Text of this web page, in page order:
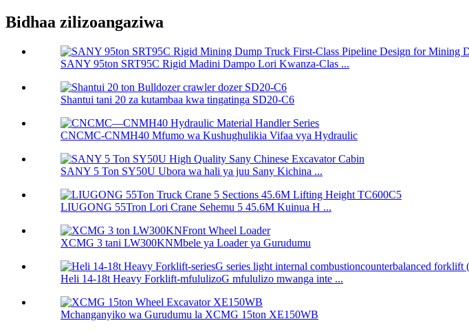
Bidhaa zilizoangaziwa
SANY 95ton SRT95C Rigid Madini Dampo Lori Kwanza-Clas ...
Shantui tani 20 za kutambaa kwa tingatinga SD20-C6
CNCMC-CNMH40 Mfumo wa Kushughulikia Vifaa vya Hydraulic
SANY 5 Ton SY50U Ubora wa hali ya juu Sany Kichina ...
LIUGONG 55Tron Lori Crane Sehemu 5 45.6M Kuinua H ...
XCMG 3 tani LW300KNMbele ya Loader ya Gurudumu
Heli 14-18t Heavy Forklift-mfululizoG mfululizo mwanga inte ...
Mchanganyiko wa Gurudumu la XCMG 15ton XE150WB